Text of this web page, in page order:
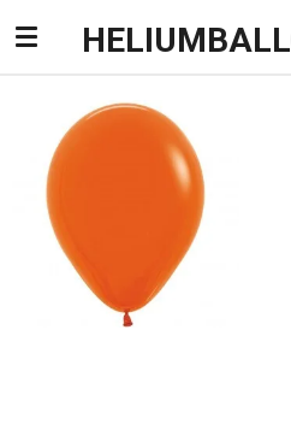
Ga
direct
hoofdinhoud